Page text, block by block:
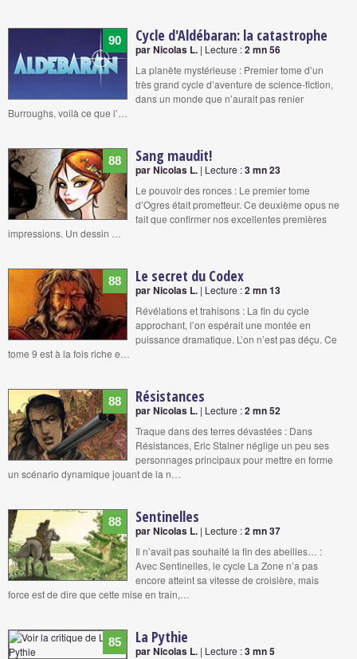
90 Cycle d'Aldébaran: la catastrophe
par Nicolas L. | Lecture :2 mn 56
La planète mystérieuse : Premier tome d’un
très grand cycle d’aventure de science-fiction,
dans un monde que n’aurait pas renier
Burroughs, voilà ce que l’…
88 Sang maudit!
par Nicolas L. | Lecture :3 mn 23
Le pouvoir des ronces : Le premier tome
d’Ogres était prometteur. Ce deuxième opus ne
fait que confirmer nos excellentes premières
impressions. Un dessin …
88 Le secret du Codex
par Nicolas L. | Lecture :2 mn 13
Révélations et trahisons : La fin du cycle
approchant, l’on espérait une montée en
puissance dramatique. L’on n’est pas déçu. Ce
tome 9 est à la fois riche e…
88 Résistances
par Nicolas L. | Lecture :2 mn 52
Traque dans des terres dévastées : Dans
Résistances, Eric Stalner néglige un peu ses
personnages principaux pour mettre en forme
un scénario dynamique jouant de la n…
88 Sentinelles
par Nicolas L. | Lecture :2 mn 37
Il n’avait pas souhaité la fin des abeilles… :
Avec Sentinelles, le cycle La Zone n’a pas
encore atteint sa vitesse de croisière, mais
force est de dire que cette mise en train,…
85 La Pythie
par Nicolas L. | Lecture :3 mn 5